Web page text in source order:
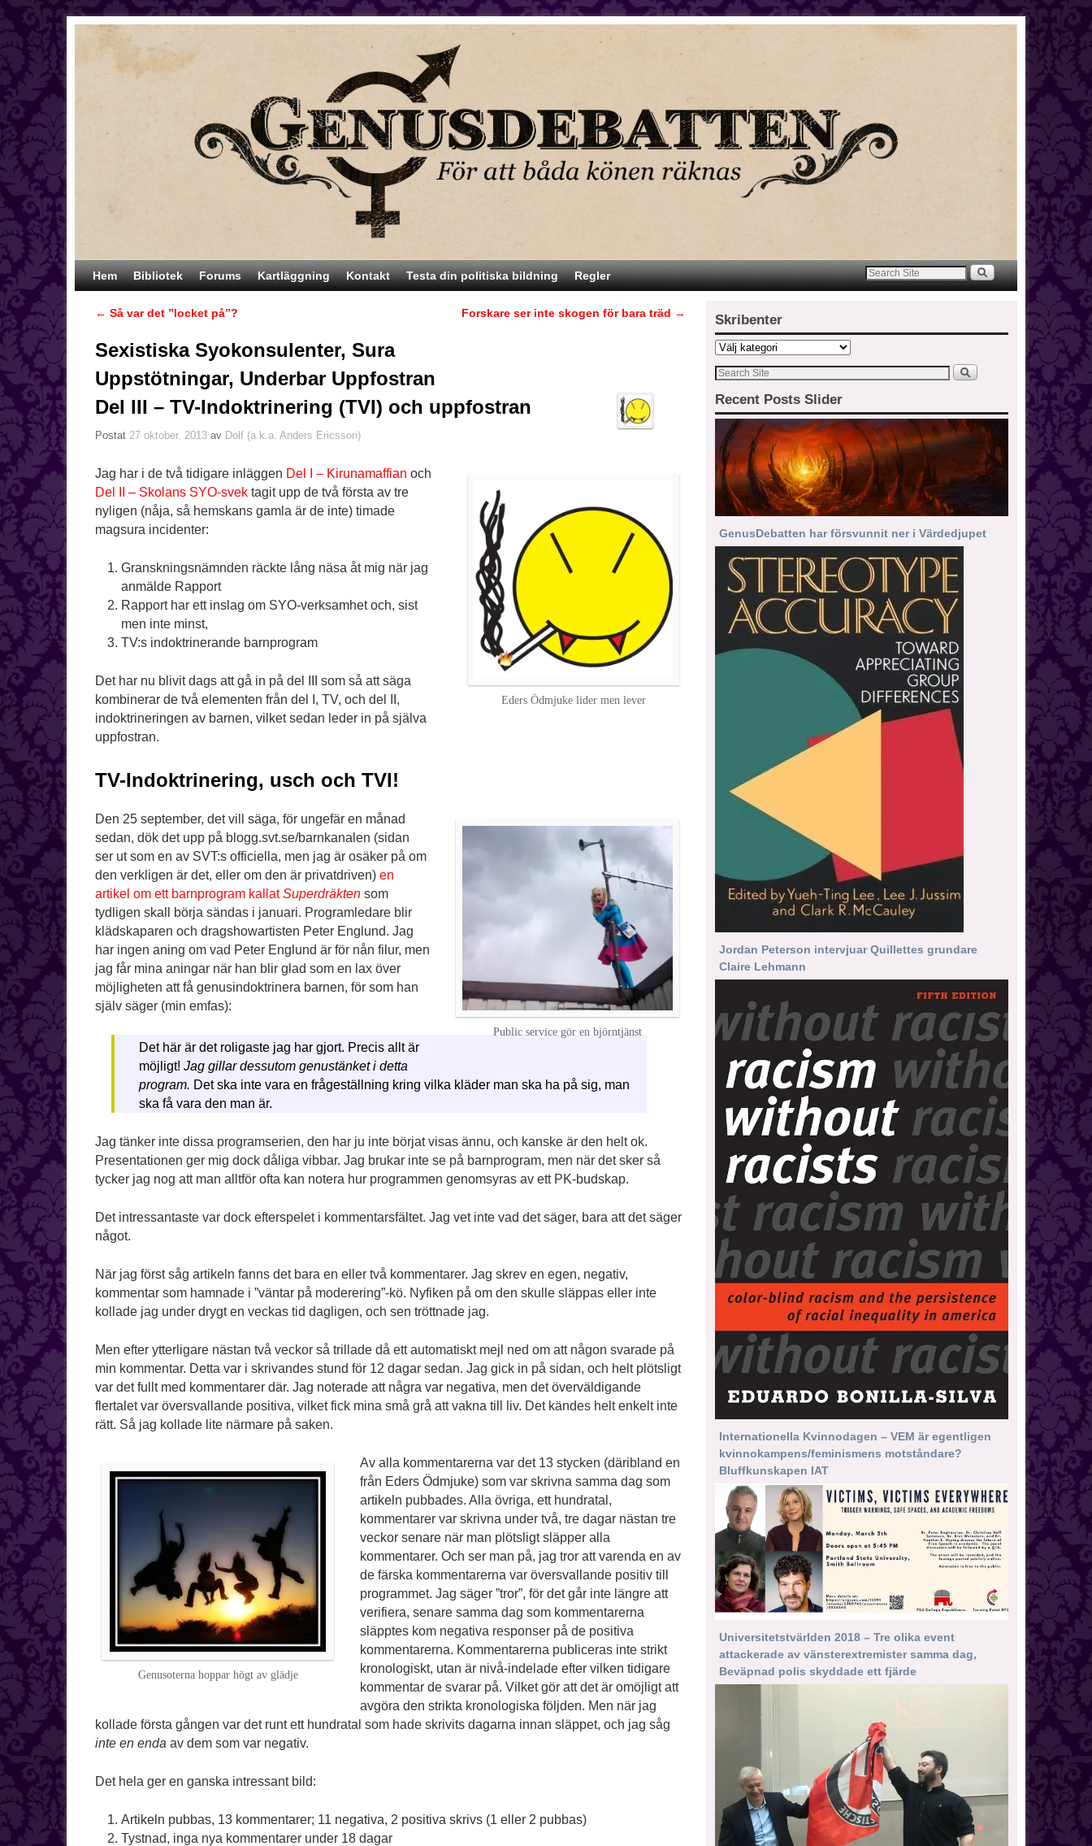
Hoppa till huvudinnehåll
Hoppa till sekundärt innehåll
Hem Bibliotek Forums Kartläggning Kontakt Testa din politiska bildning Regler
Inläggsnavigering
← Så var det ”locket på”? Forskare ser inte skogen för bara träd →
Sexistiska Syokonsulenter, Sura
Uppstötningar, Underbar Uppfostran
Del III – TV-Indoktrinering (TVI) och uppfostran
Postat 27 oktober, 2013 av Dolf (a.k.a. Anders Ericsson)
Eders Ödmjuke lider men lever
Jag har i de två tidigare inläggen Del I – Kirunamaffian och
Del II – Skolans SYO-svek tagit upp de två första av tre
nyligen (nåja, så hemskans gamla är de inte) timade
magsura incidenter:
Granskningsnämnden räckte lång näsa åt mig när jag
anmälde Rapport
Rapport har ett inslag om SYO-verksamhet och, sist
men inte minst,
TV:s indoktrinerande barnprogram
Det har nu blivit dags att gå in på del III som så att säga
kombinerar de två elementen från del I, TV, och del II,
indoktrineringen av barnen, vilket sedan leder in på själva
uppfostran.
TV-Indoktrinering, usch och TVI!
Public service gör en björntjänst
Den 25 september, det vill säga, för ungefär en månad
sedan, dök det upp på blogg.svt.se/barnkanalen (sidan
ser ut som en av SVT:s officiella, men jag är osäker på om
den verkligen är det, eller om den är privatdriven) en
artikel om ett barnprogram kallatSuperdräkten som
tydligen skall börja sändas i januari. Programledare blir
klädskaparen och dragshowartisten Peter Englund. Jag
har ingen aning om vad Peter Englund är för nån filur, men
jag får mina aningar när han blir glad som en lax över
möjligheten att få genusindoktrinera barnen, för som han
själv säger (min emfas):
Det här är det roligaste jag har gjort. Precis allt är
möjligt! Jag gillar dessutom genustänket i detta
program. Det ska inte vara en frågeställning kring vilka kläder man ska ha på sig, man
ska få vara den man är.
Jag tänker inte dissa programserien, den har ju inte börjat visas ännu, och kanske är den helt ok.
Presentationen ger mig dock dåliga vibbar. Jag brukar inte se på barnprogram, men när det sker så
tycker jag nog att man alltför ofta kan notera hur programmen genomsyras av ett PK-budskap.
Det intressantaste var dock efterspelet i kommentarsfältet. Jag vet inte vad det säger, bara att det säger
något.
När jag först såg artikeln fanns det bara en eller två kommentarer. Jag skrev en egen, negativ,
kommentar som hamnade i ”väntar på moderering”-kö. Nyfiken på om den skulle släppas eller inte
kollade jag under drygt en veckas tid dagligen, och sen tröttnade jag.
Men efter ytterligare nästan två veckor så trillade då ett automatiskt mejl ned om att någon svarade på
min kommentar. Detta var i skrivandes stund för 12 dagar sedan. Jag gick in på sidan, och helt plötsligt
var det fullt med kommentarer där. Jag noterade att några var negativa, men det överväldigande
flertalet var översvallande positiva, vilket fick mina små grå att vakna till liv. Det kändes helt enkelt inte
rätt. Så jag kollade lite närmare på saken.
Genusoterna hoppar högt av glädje
Av alla kommentarerna var det 13 stycken (däribland en
från Eders Ödmjuke) som var skrivna samma dag som
artikeln pubbades. Alla övriga, ett hundratal,
kommentarer var skrivna under två, tre dagar nästan tre
veckor senare när man plötsligt släpper alla
kommentarer. Och ser man på, jag tror att varenda en av
de färska kommentarerna var översvallande positiv till
programmet. Jag säger ”tror”, för det går inte längre att
verifiera, senare samma dag som kommentarerna
släpptes kom negativa responser på de positiva
kommentarerna. Kommentarerna publiceras inte strikt
kronologiskt, utan är nivå-indelade efter vilken tidigare
kommentar de svarar på. Vilket gör att det är omöjligt att
avgöra den strikta kronologiska följden. Men när jag
kollade första gången var det runt ett hundratal som hade skrivits dagarna innan släppet, och jag såg
inte en enda av dem som var negativ.
Det hela ger en ganska intressant bild:
Artikeln pubbas, 13 kommentarer; 11 negativa, 2 positiva skrivs (1 eller 2 pubbas)
Tystnad, inga nya kommentarer under 18 dagar
Skribenter
Recent Posts Slider
GenusDebatten har försvunnit ner i Värdedjupet
Jordan Peterson intervjuar Quillettes grundare
Claire Lehmann
Internationella Kvinnodagen – VEM är egentligen
kvinnokampens/feminismens motståndare?
Bluffkunskapen IAT
Universitetstvärlden 2018 – Tre olika event
attackerade av vänsterextremister samma dag,
Beväpnad polis skyddade ett fjärde